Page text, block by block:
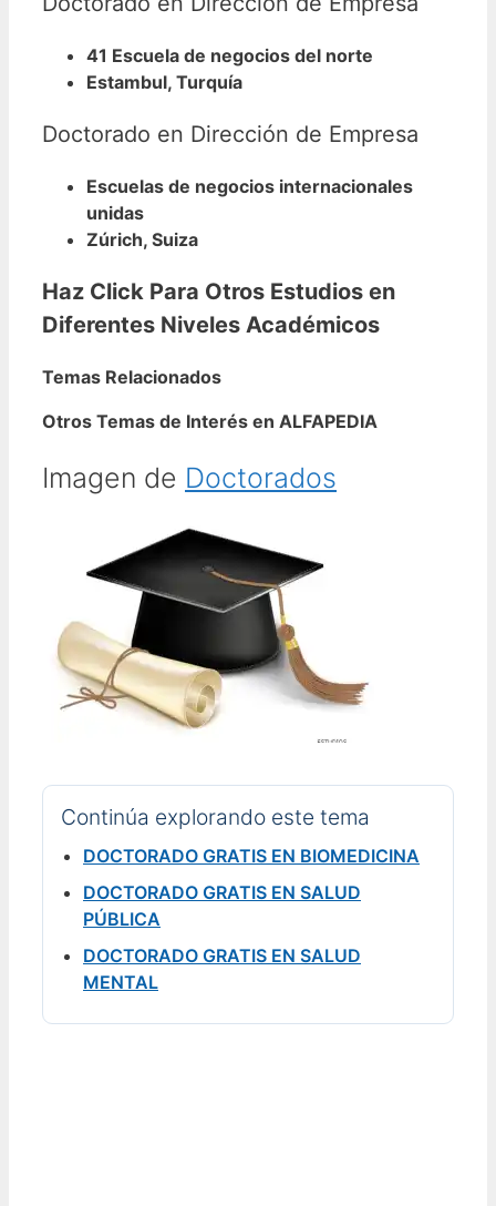
41 Escuela de negocios del norte
Estambul, Turquía
Doctorado en Dirección de Empresa
Escuelas de negocios internacionales
unidas
Zúrich, Suiza
Haz Click Para Otros Estudios en
Diferentes Niveles Académicos
Temas Relacionados
Otros Temas de Interés en ALFAPEDIA
Imagen de Doctorados
Continúa explorando este tema
DOCTORADO GRATIS EN BIOMEDICINA
DOCTORADO GRATIS EN SALUD
PÚBLICA
DOCTORADO GRATIS EN SALUD
MENTAL